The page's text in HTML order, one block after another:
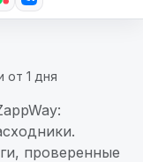
от 1 дня
проверенные